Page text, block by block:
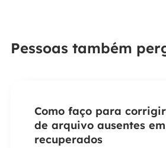
Pessoas também
Como faço para
de arquivo ausentes
recuperados